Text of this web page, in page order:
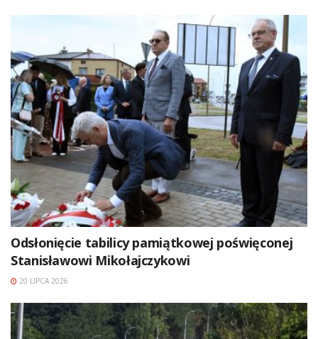
Odsłonięcie tabilicy pamiątkowej poświęconej
Stanisławowi Mikołajczykowi
20 LIPCA 2026